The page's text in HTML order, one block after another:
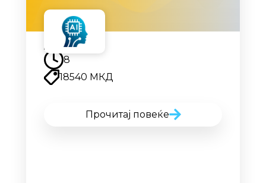
Наскоро
8
18540 МКД
Прочитај повеќе